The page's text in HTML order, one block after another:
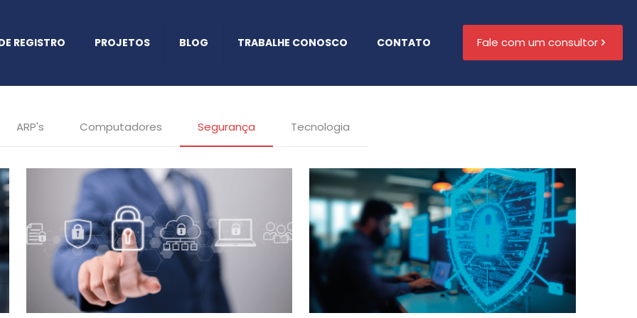
REGISTRO PROJETOS BLOG TRABALHE CONOSCO CONTATO Fale com um consultor
ARP's Computadores Segurança Tecnologia